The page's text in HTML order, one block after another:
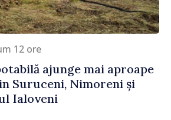
12 ore
ajunge mai aproape
Suruceni, Nimoreni și
Ialoveni